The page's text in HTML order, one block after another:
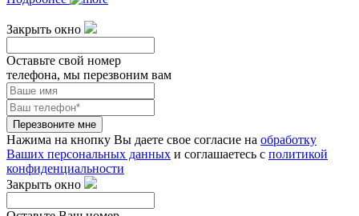
Закрыть окно
Оставьте свой номер
телефона, мы перезвоним вам
Перезвоните мне
Нажима на кнопку Вы даете свое согласие на обработку
Ваших персональных данных и соглашаетесь с политикой
конфиденциальности
Закрыть окно